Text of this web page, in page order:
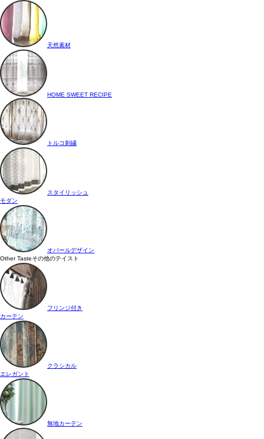
天然素材
HOME SWEET RECIPE
トルコ刺繍
スタイリッシュ
モダン
オパールデザイン
Other Tasteその他のテイスト
フリンジ付き
カーテン
クラシカル
エレガント
無地カーテン